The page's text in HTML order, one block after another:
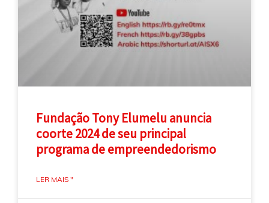
Fundação Tony Elumelu anuncia
coorte 2024 de seu principal
programa de empreendedorismo
LER MAIS "